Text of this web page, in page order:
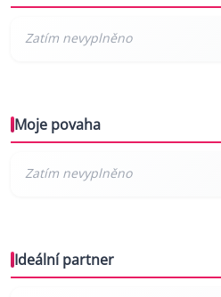
Moje povaha
Ideální partner